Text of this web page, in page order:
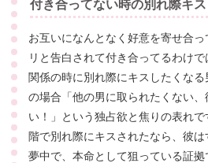
付き合ってない時の別れ際キス
お互いになんとなく好意を寄せ合
リと告白されて付き合ってるわけ
関係の時に別れ際にキスしたくな
の場合「他の男に取られたくない
い！」という独占欲と焦りの表れ
階で別れ際にキスされたなら、彼
夢中で、本命として狙っている証拠